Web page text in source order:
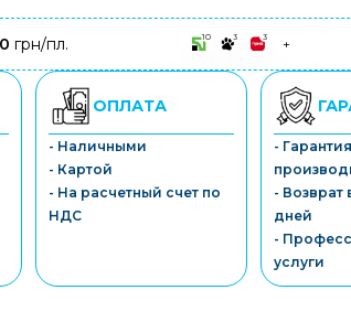
грн/пл. 10 3 3 +
3-10 платежів,
Монобанк
3-7 платежів,
ПУМБ
3-10 платежів,
3-10 платежів,
3-10 платежів,
Sens-Банк
3-10 платежів,
ОПЛАТА
- Наличными
- Картой
- На расчетный счет по
НДС
- Гарантия
- Возврат
дней
-
услуги